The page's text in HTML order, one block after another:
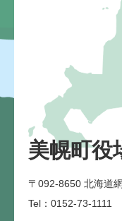
美幌町役
〒092-8650 北海道
Tel：0152-73-1111